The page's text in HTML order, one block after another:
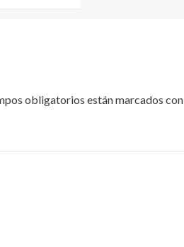
obligatorios están marcados con